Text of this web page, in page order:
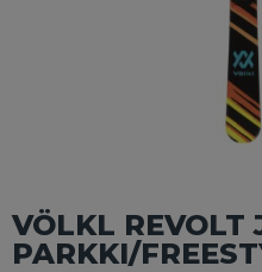
VÖLKL REVOLT
PARKKI/